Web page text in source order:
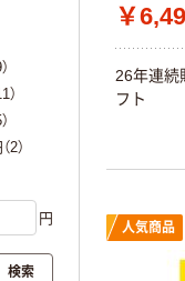
￥
26年連続
フト
人気商品
）
円
検索